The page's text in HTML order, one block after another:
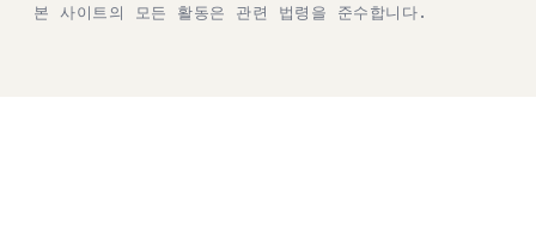
본 사이트의 모든 활동은 관련 법령을 준수합니다.